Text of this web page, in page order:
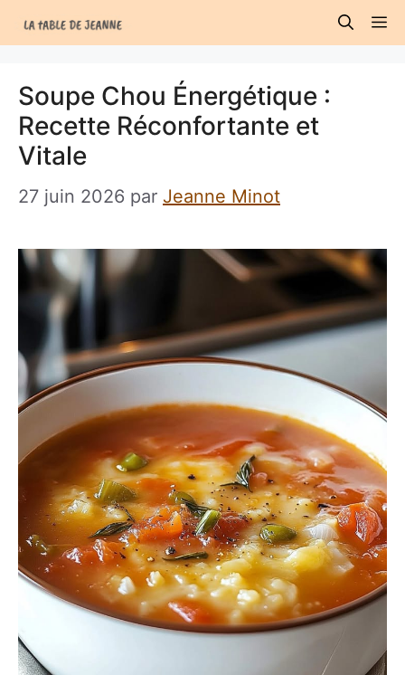
au
Soupe Chou Énergétique :
Recette Réconfortante et
Vitale
27 juin 2026 par Jeanne Minot